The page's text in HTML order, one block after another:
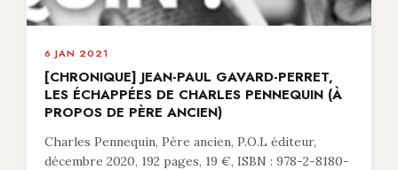
6 JAN 2021
[CHRONIQUE] JEAN-PAUL GAVARD-PERRET,
LES ÉCHAPPÉES DE CHARLES PENNEQUIN (À
PROPOS DE PÈRE ANCIEN)
Charles Pennequin, Père ancien, P.O.L éditeur,
décembre 2020, 192 pages, 19 €, ISBN : 978-2-8180-